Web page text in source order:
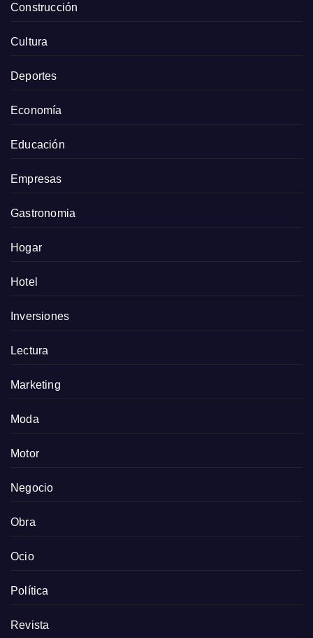
Construcción
Cultura
Deportes
Economía
Educación
Empresas
Gastronomia
Hogar
Hotel
Inversiones
Lectura
Marketing
Moda
Motor
Negocio
Obra
Ocio
Política
Revista